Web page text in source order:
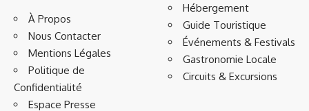
À Propos
Nous Contacter
Mentions Légales
Politique de
Confidentialité
Espace Presse
Hébergement
Guide Touristique
Événements & Festivals
Gastronomie Locale
Circuits & Excursions